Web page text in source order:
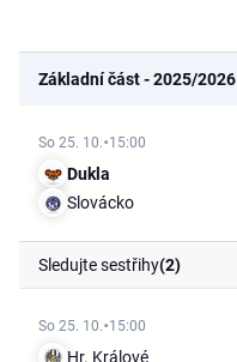
Základní část - 2025/2026
So 25. 10. 15:00
Dukla
Slovácko
Sledujte sestřihy(2)
So 25. 10. 15:00
Hr. Králové